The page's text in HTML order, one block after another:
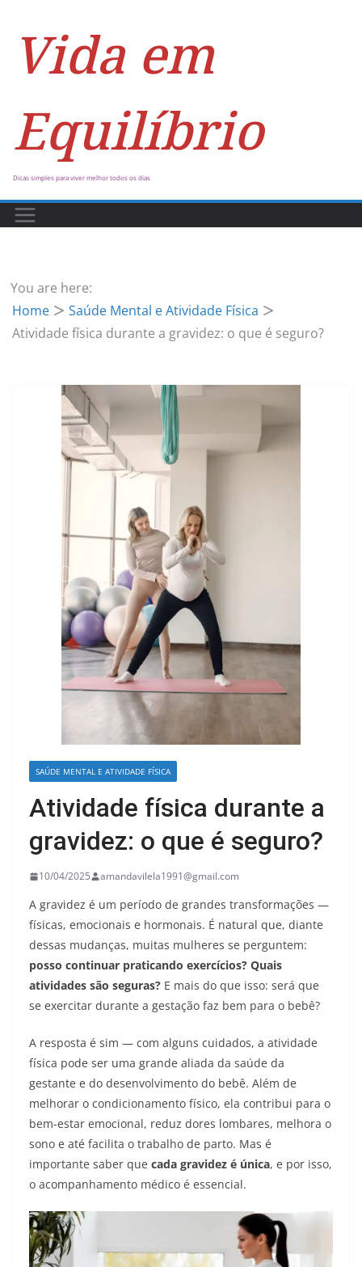
Vida em
Equilíbrio
Dicas simples para viver melhor todos os dias
You are here:
Home
Saúde Mental e Atividade Física
Atividade física durante a gravidez: o que é seguro?
SAÚDE MENTAL E ATIVIDADE FÍSICA
Atividade física durante a
gravidez: o que é seguro?
10/04/2025 amandavilela1991@gmail.com
A gravidez é um período de grandes transformações —
físicas, emocionais e hormonais. É natural que, diante
dessas mudanças, muitas mulheres se perguntem:
posso continuar praticando exercícios? Quais
atividades são seguras? E mais do que isso: será que
se exercitar durante a gestação faz bem para o bebê?
A resposta é sim — com alguns cuidados, a atividade
física pode ser uma grande aliada da saúde da
gestante e do desenvolvimento do bebê. Além de
melhorar o condicionamento físico, ela contribui para o
bem-estar emocional, reduz dores lombares, melhora o
sono e até facilita o trabalho de parto. Mas é
importante saber que cada gravidez é única, e por isso,
o acompanhamento médico é essencial.